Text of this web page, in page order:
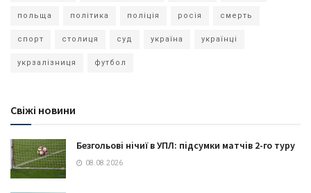
польща політика поліція росія смерть
спорт столиця суд україна українці
укрзалізниця футбол
Свіжі новини
Безгольові нічиї в УПЛ: підсумки матчів 2-го туру
08.08.2026